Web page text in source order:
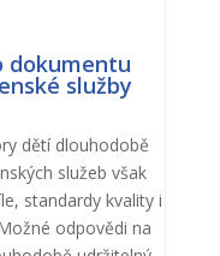
dokumentu
služby
dětí dlouhodobě
služeb však
standardy kvality i
odpovědi na